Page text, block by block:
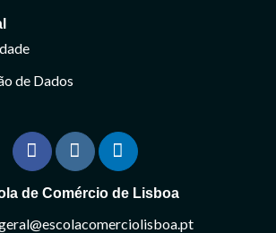
de Dados
de Comércio de Lisboa